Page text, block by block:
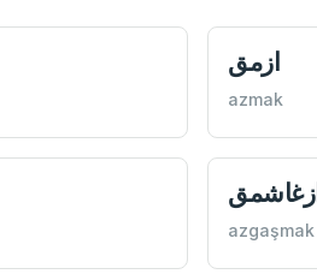
ازمق
azmak
ازغاشمق
azgaşmak